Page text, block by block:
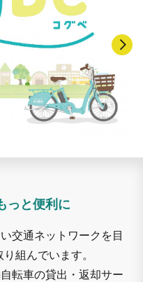
と便利に
交通ネットワークを目
組んでいます。
転車の貸出・返却サー